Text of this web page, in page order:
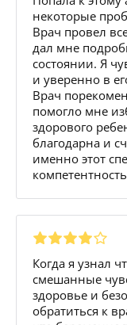
некоторые
Врач провел
дал мне
состоянии. Я
и уверенно в
Врач
помогло мне
здорового
благодарна и
именно этот
Когда я узнал
смешанные
здоровье и
обратиться к